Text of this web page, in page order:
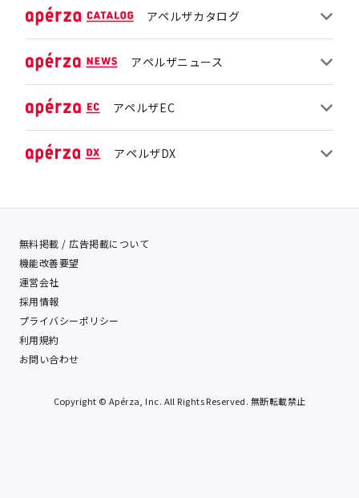
アペルザカタログ
アペルザニュース
アペルザEC
アペルザDX
無料掲載 / 広告掲載について
機能改善要望
運営会社
採用情報
プライバシーポリシー
利用規約
お問い合わせ
Copyright © Apérza, Inc. All Rights Reserved. 無断転載禁止